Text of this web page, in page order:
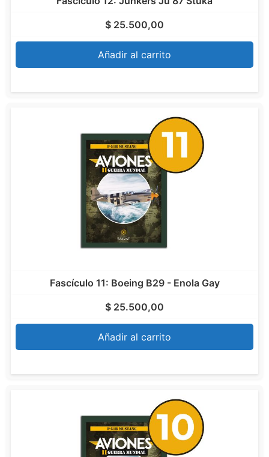
$ 25.500,00
Añadir al carrito
Fascículo 11: Boeing B29 - Enola Gay
$ 25.500,00
Añadir al carrito